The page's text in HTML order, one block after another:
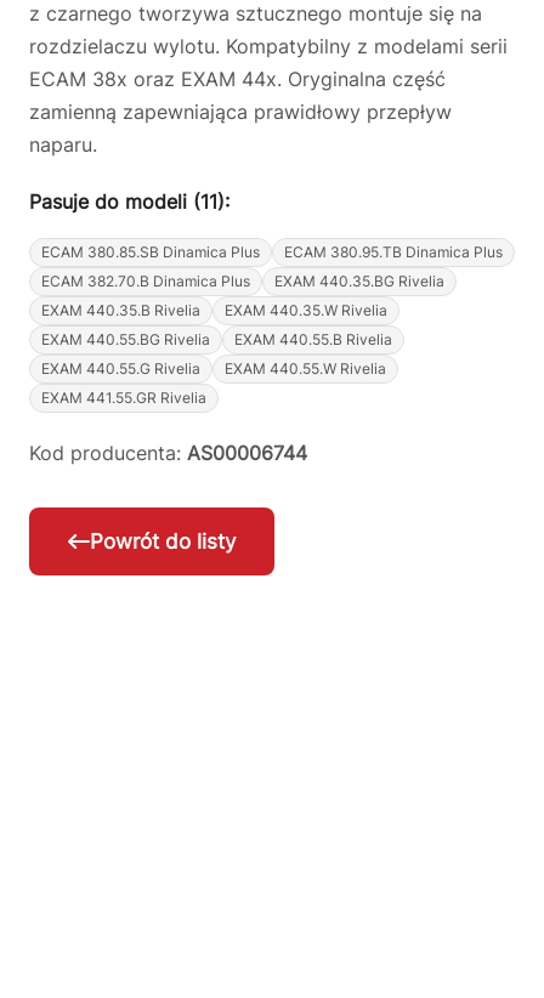
z czarnego tworzywa sztucznego montuje się na
rozdzielaczu wylotu. Kompatybilny z modelami serii
ECAM 38x oraz EXAM 44x. Oryginalna część
zamienną zapewniająca prawidłowy przepływ
naparu.
Pasuje do modeli (11):
ECAM 380.85.SB Dinamica Plus
ECAM 380.95.TB Dinamica Plus
ECAM 382.70.B Dinamica Plus
EXAM 440.35.BG Rivelia
EXAM 440.35.B Rivelia
EXAM 440.35.W Rivelia
EXAM 440.55.BG Rivelia
EXAM 440.55.B Rivelia
EXAM 440.55.G Rivelia
EXAM 440.55.W Rivelia
EXAM 441.55.GR Rivelia
Kod producenta: AS00006744
Powrót do listy